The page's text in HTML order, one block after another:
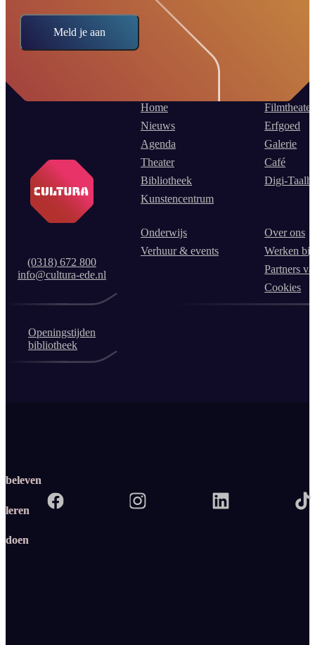
Meld je aan
(0318) 672 800
info@cultura-ede.nl
Home
Nieuws
Agenda
Theater
Bibliotheek
Kunstencentrum
Filmtheater
Erfgoed
Galerie
Café
Digi-
Onderwijs
Verhuur & events
Over ons
Werken
Partners
Cookies
Openingstijden
bibliotheek
beleven
leren
doen